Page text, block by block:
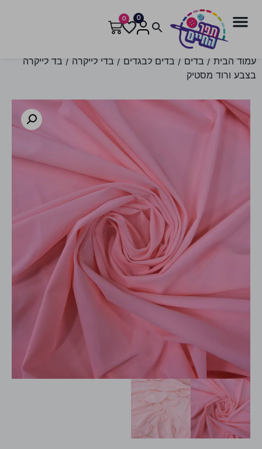
0
0
עמוד הבית / בדים / בדים לבגדים / בדי לייקרה / בד לייקרה
בצבע ורוד מסטיק